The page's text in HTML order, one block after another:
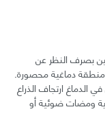
بصرف النظر عن
دماغية محصورة.
الدماغ ارتجاف الذراع
ومضات ضوئية أو